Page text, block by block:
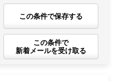
この条件で保存する
この条件で
新着メールを受け取る